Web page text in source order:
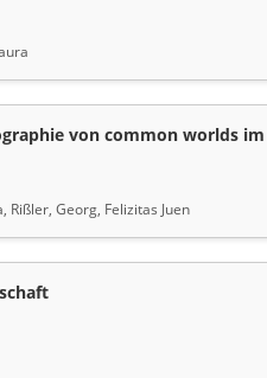
von common worlds
Georg, Felizitas Juen